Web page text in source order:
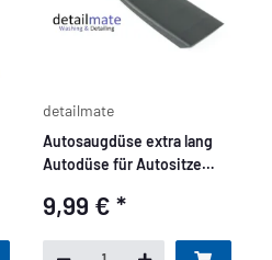
detailmate
Autosaugdüse extra lang
Autodüse für Autositze
DN35 mm
9,99 € *